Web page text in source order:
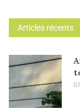
Articles récents